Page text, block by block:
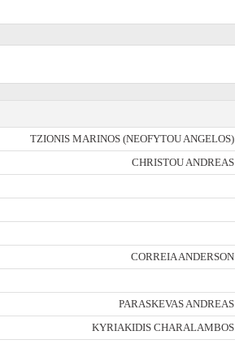
TZIONIS MARINOS (NEOFYTOU ANGELOS)
CHRISTOU ANDREAS
CORREIA ANDERSON
PARASKEVAS ANDREAS
KYRIAKIDIS CHARALAMBOS